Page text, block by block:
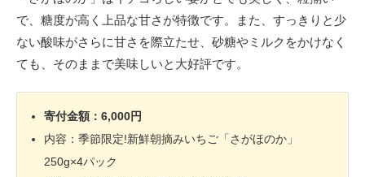
で、糖度が高く上品な甘さが特徴です。また、すっきりと少
ない酸味がさらに甘さを際立たせ、砂糖やミルクをかけなく
ても、そのままで美味しいと大好評です。
寄付金額：6,000円
内容：季節限定!新鮮朝摘みいちご「さがほのか」
250g×4パック